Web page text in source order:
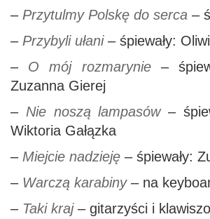
– Przytulmy Polskę do serca –
– Przybyli ułani– śpiewały:
– O mój rozmarynie–
Zuzanna Gierej
– Nie noszą lampasów–
Wiktoria Gałązka
– Miejcie nadzieję – śpiewały:
– Warczą karabiny– na
– Taki kraj– gitarzyści i